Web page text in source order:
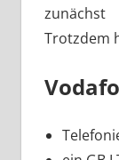
Trotzdem